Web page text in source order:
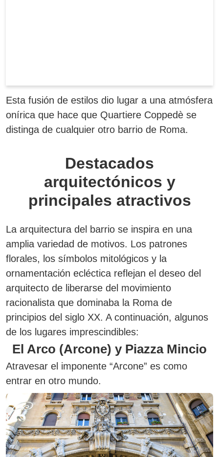
Esta fusión de estilos dio lugar a una atmósfera
onírica que hace que Quartiere Coppedè se
distinga de cualquier otro barrio de Roma.
Destacados
arquitectónicos y
principales atractivos
La arquitectura del barrio se inspira en una
amplia variedad de motivos. Los patrones
florales, los símbolos mitológicos y la
ornamentación ecléctica reflejan el deseo del
arquitecto de liberarse del movimiento
racionalista que dominaba la Roma de
principios del siglo XX. A continuación, algunos
de los lugares imprescindibles:
El Arco (Arcone) y Piazza Mincio
Atravesar el imponente “Arcone” es como
entrar en otro mundo.